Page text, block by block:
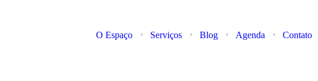
O Espaço Serviços Blog Agenda Contato